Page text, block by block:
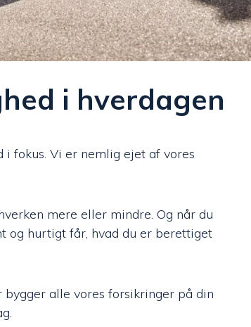
i hverdagen
fokus. Vi er nemlig ejet af vores
mere eller mindre. Og når du
og hurtigt får, hvad du er berettiget
alle vores forsikringer på din